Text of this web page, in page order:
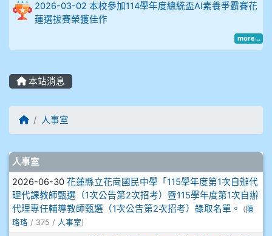
903陳品帆
905蔣昇和
905周沛蓉
905鄭瑀安
906江彥臻
907張晏寧
908彭主豪
2026-03-02 本校參加114學年度總統盃AI素養爭霸賽花
蓮選拔賽榮獲佳作
more...
本站消息
回首頁人事室
文章列表
人事室
2026-06-30 花蓮縣立花崗國民中學「115學年度第1次自辦代
理代課教師甄選（1次公告第2次招考）暨115學年度第1次自辦
代理專任輔導教師甄選（1次公告第2次招考）錄取名單。
(陳
珞珞 / 375 / 人事室)